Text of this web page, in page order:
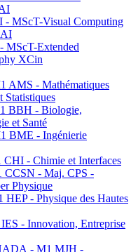
MScT-Visual Computing
AI
MScT-Extended
XCin
AMS - Mathématiques
Statistiques
BBH - Biologie,
et Santé
BME - Ingénierie
- Chimie et Interfaces
CCSN - Maj. CPS -
Physique
- Physique des Hautes
- Innovation, Entreprise
- M1 MJH -